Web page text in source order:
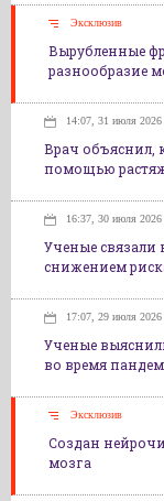
Эксклюзив
Вырубленные
разнообразие
14:07, 31 июля 2026
Врач объяснил,
помощью
16:37, 30 июля 2026
Ученые связали
снижением
17:07, 29 июля 2026
Ученые
во время
Эксклюзив
Создан
мозга